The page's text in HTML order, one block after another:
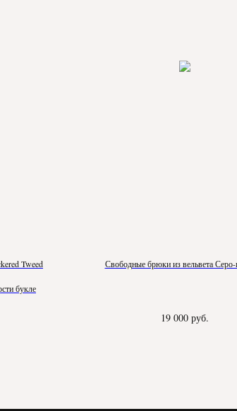
Tweed
букле
Свободные брюки из вельвета
19 000 руб.